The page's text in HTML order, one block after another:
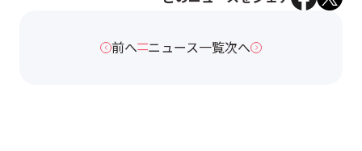
前へ ニュース一覧次へ